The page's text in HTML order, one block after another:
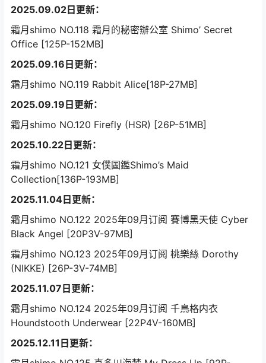
2025.09.02日更新：
霜月shimo NO.118 霜月的秘密辦公室 Shimo’ Secret
Office [125P-152MB]
2025.09.16日更新：
霜月shimo NO.119 Rabbit Alice[18P-27MB]
2025.09.19日更新：
霜月shimo NO.120 Firefly (HSR) [26P-51MB]
2025.10.22日更新：
霜月shimo NO.121 女僕圖鑑Shimo’s Maid
Collection[136P-193MB]
2025.11.04日更新：
霜月shimo NO.122 2025年09月订阅 賽博黑天使 Cyber
Black Angel [20P3V-97MB]
霜月shimo NO.123 2025年09月订阅 桃樂絲 Dorothy
(NIKKE) [26P-3V-74MB]
2025.11.07日更新：
霜月shimo NO.124 2025年09月订阅 千鳥格内衣
Houndstooth Underwear [22P4V-160MB]
2025.12.11日更新：